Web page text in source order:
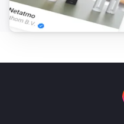
Rain Delay in days